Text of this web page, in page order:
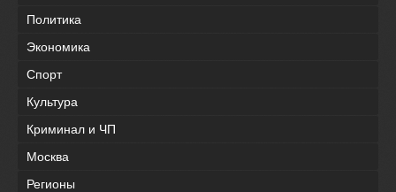
Политика
Экономика
Спорт
Культура
Криминал и ЧП
Москва
Регионы